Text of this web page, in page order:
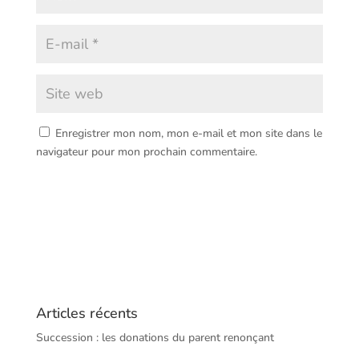
Enregistrer mon nom, mon e-mail et mon site dans le
navigateur pour mon prochain commentaire.
Articles récents
Succession : les donations du parent renonçant